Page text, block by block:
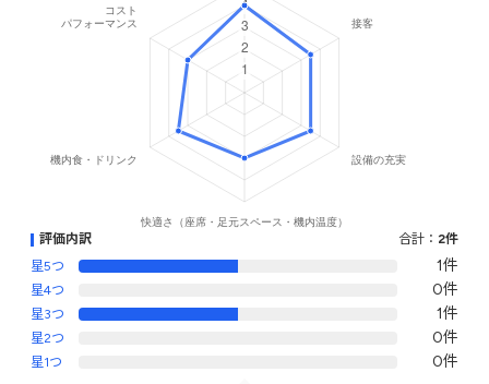
評価内訳 合計： 2件
星5つ
1件
星4つ 0件
星3つ 1件
星2つ 0件
星1つ 0件